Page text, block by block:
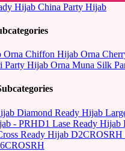
Hijab China Party Hijab
Orna Chiffon Hijab Orna
Party Hijab Orna Muna Silk
Diamond Ready Hijab
- PRHD1 Lase Ready Hijab
Ready Hijab D2CROSRH